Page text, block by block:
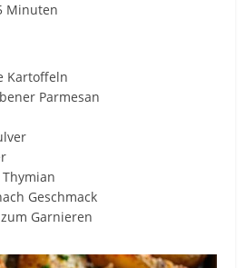
Minuten
Kartoffeln
Parmesan
Geschmack
Garnieren